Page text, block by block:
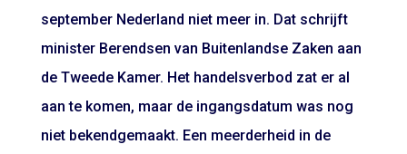
september Nederland niet meer in. Dat schrijft
minister Berendsen van Buitenlandse Zaken aan
de Tweede Kamer. Het handelsverbod zat er al
aan te komen, maar de ingangsdatum was nog
niet bekendgemaakt. Een meerderheid in de